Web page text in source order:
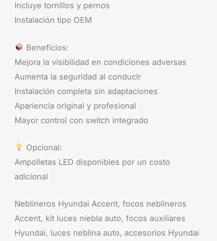
Incluye tornillos y pernos
Instalación tipo OEM
Beneficios:
Mejora la visibilidad en condiciones adversas
Aumenta la seguridad al conducir
Instalación completa sin adaptaciones
Apariencia original y profesional
Mayor control con switch integrado
Opcional:
Ampolletas LED disponibles por un costo
adicional
Neblineros Hyundai Accent, focos neblineros
Accent, kit luces niebla auto, focos auxiliares
Hyundai, luces neblina auto, accesorios Hyundai